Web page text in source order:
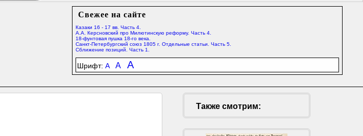
Свежее на сайте
Казаки 16 - 17 вв. Часть 4.
А.А. Керсновский про Милютинскую реформу. Часть 4.
18-фунтовая пушка 18-го века.
Санкт-Петербургский союз 1805 г. Отдельные статьи. Часть 5.
Сближение позиций. Часть 1.
Шрифт:A A A
Также смотрим: